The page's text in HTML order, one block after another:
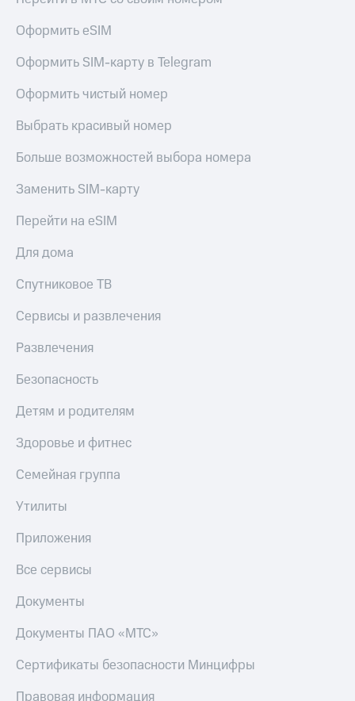
Оформить eSIM
Оформить SIM-карту в Telegram
Оформить чистый номер
Выбрать красивый номер
Больше возможностей выбора номера
Заменить SIM-карту
Перейти на eSIM
Для дома
Спутниковое ТВ
Сервисы и развлечения
Развлечения
Безопасность
Детям и родителям
Здоровье и фитнес
Семейная группа
Утилиты
Приложения
Все сервисы
Документы
Документы ПАО «МТС»
Сертификаты безопасности Минцифры